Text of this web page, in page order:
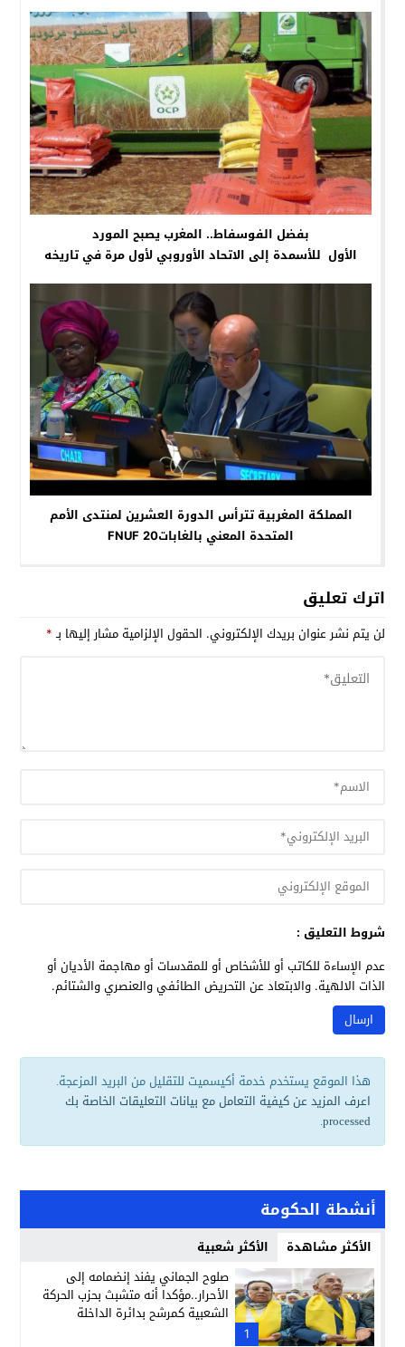
بفضل الفوسفاط.. المغرب يصبح المورد
الأول للأسمدة إلى الاتحاد الأوروبي لأول مرة في تاريخه
المملكة المغربية تترأس الدورة العشرين لمنتدى الأمم
المتحدة المعني بالغاباتFNUF 20
اترك تعليق
لن يتم نشر عنوان بريدك الإلكتروني. الحقول الإلزامية مشار إليها بـ*
شروط التعليق :
عدم الإساءة للكاتب أو للأشخاص أو للمقدسات أو مهاجمة الأديان أو
الذات الالهية. والابتعاد عن التحريض الطائفي والعنصري والشتائم.
هذا الموقع يستخدم خدمة أكيسميت للتقليل من البريد المزعجة.
اعرف المزيد عن كيفية التعامل مع بيانات التعليقات الخاصة بك
processed
.
أنشطة الحكومة
الأكثر مشاهدة الأكثر شعبية
1
صلوح الجماني يفند إنضمامه إلى
الأحرار..مؤكدا أنه متشبث بحزب الحركة
الشعبية كمرشح بدائرة الداخلة